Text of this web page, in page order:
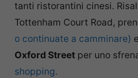
tanti ristorantini cinesi.
Tottenham Court Road,
o continuate a camminare)
Oxford Street per uno
shopping.